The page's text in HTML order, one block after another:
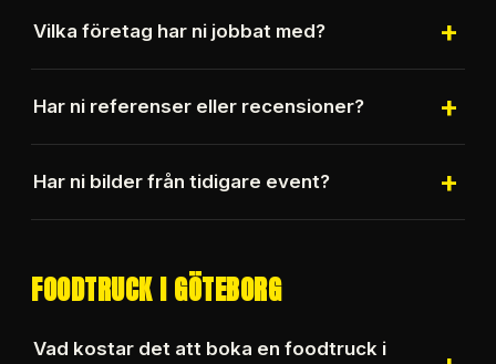
foodtrucken med noggrant utvalda råvaror, hög
service och lång erfarenhet av catering.
Vilka företag har ni jobbat med? +
OneMed, Qstar, Continental Tires, NKT,
Wennstrom och många fler.
Har ni referenser eller recensioner? +
och lämnar gärna referenser på begäran.
Har ni bilder från tidigare event? +
FOODTRUCK I GÖTEBORG
Vad kostar det att boka en foodtruck i